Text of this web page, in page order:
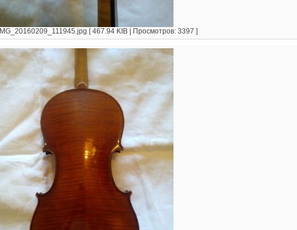
IMG_20160209_111945.jpg [ 467.94 KIB | Просмотров: 3397 ]